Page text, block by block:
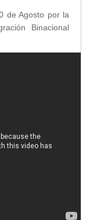
de Agosto por la
Binacional